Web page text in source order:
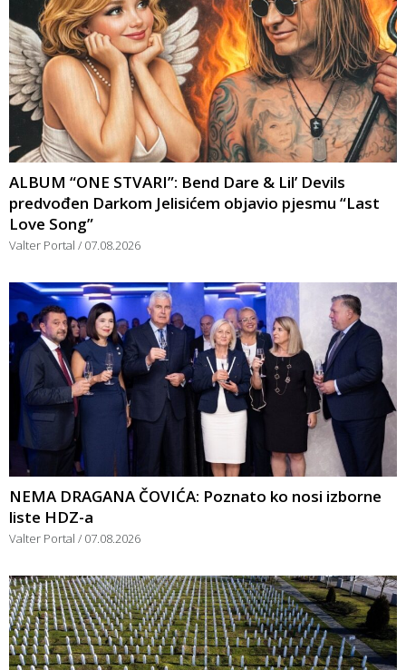
ALBUM “ONE STVARI”: Bend Dare & Lil’ Devils
predvođen Darkom Jelisićem objavio pjesmu “Last
Love Song”
Valter Portal 07.08.2026
NEMA DRAGANA ČOVIĆA: Poznato ko nosi izborne
liste HDZ-a
Valter Portal 07.08.2026